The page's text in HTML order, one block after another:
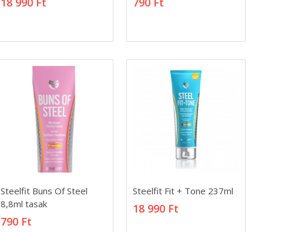
Steelfit Buns Of Steel
8,8ml tasak
790 Ft
Steelfit Buns Of Steel
8,8ml tasak
790 Ft
Steelfit Fit + Tone 237ml
18 990 Ft
Steelfit Fit + Tone 237ml
18 990 Ft